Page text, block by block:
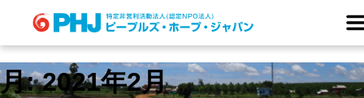
content
月:2021年2月